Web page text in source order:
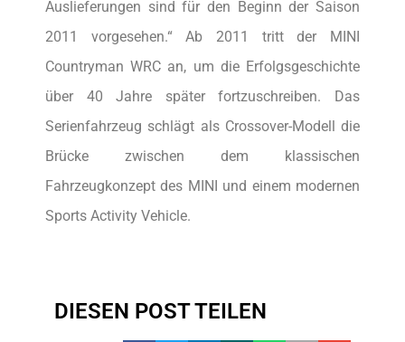
Auslieferungen sind für den Beginn der Saison
2011 vorgesehen.“ Ab 2011 tritt der MINI
Countryman WRC an, um die Erfolgsgeschichte
über 40 Jahre später fortzuschreiben. Das
Serienfahrzeug schlägt als Crossover-Modell die
Brücke zwischen dem klassischen
Fahrzeugkonzept des MINI und einem modernen
Sports Activity Vehicle.
DIESEN POST TEILEN